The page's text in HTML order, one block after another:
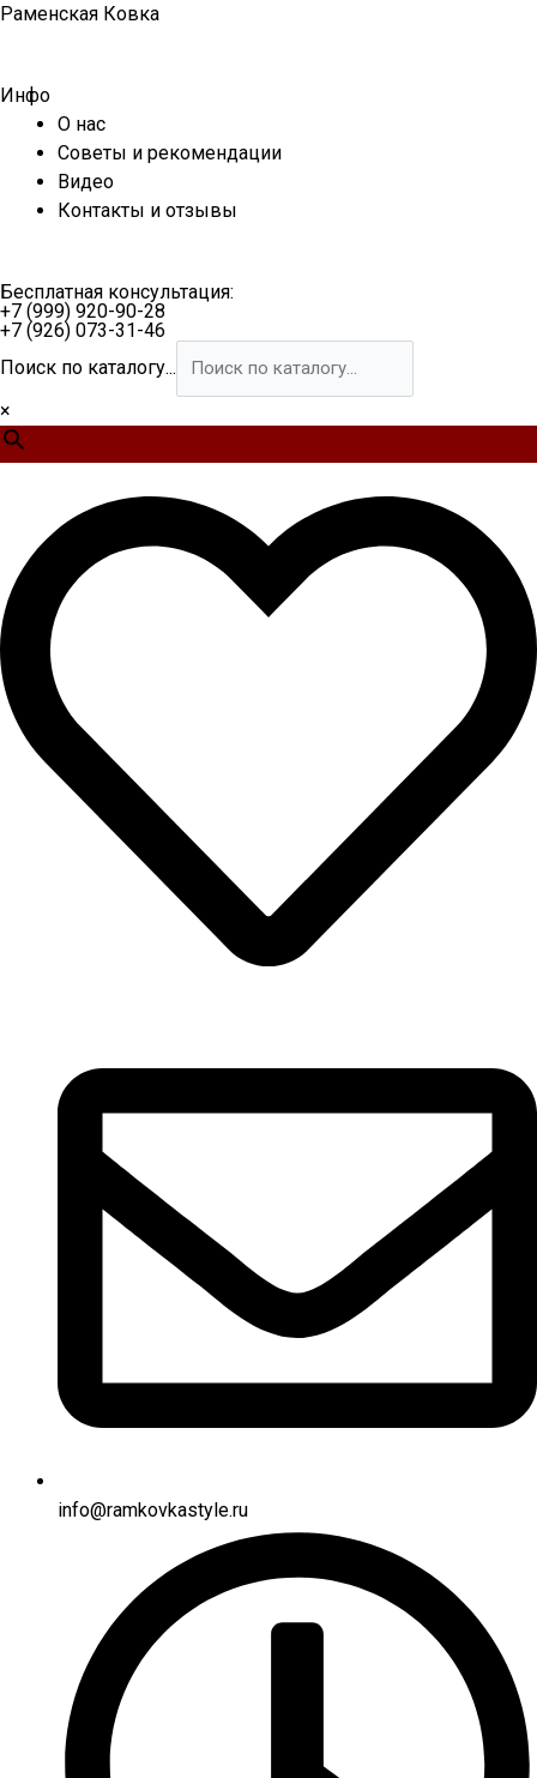
Перейти
Раменская Ковка
Инфо
О нас
Советы и рекомендации
Видео
Контакты и отзывы
Бесплатная консультация:
+7 (999) 920-90-28
+7 (926) 073-31-46
Поиск по каталогу...
×
info@ramkovkastyle.ru